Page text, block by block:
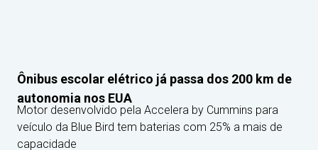
Ônibus escolar elétrico já passa dos 200 km de
autonomia nos EUA
Motor desenvolvido pela Accelera by Cummins para
veículo da Blue Bird tem baterias com 25% a mais de
capacidade